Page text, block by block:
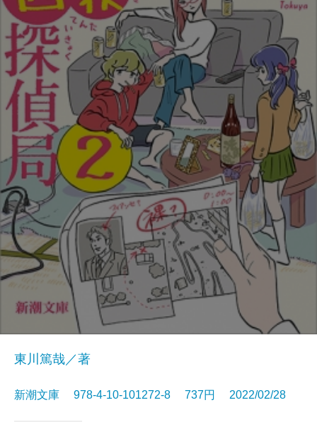
東川篤哉／著
新潮文庫 978-4-10-101272-8 737円 2022/02/28